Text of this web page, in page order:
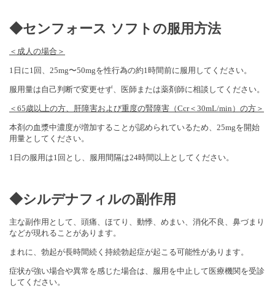
◆センフォース ソフトの服用方法
＜成人の場合＞
1日に1回、25mg〜50mgを性行為の約1時間前に服用してください。
服用量は自己判断で変更せず、医師または薬剤師に相談してください。
＜65歳以上の方、肝障害および重度の腎障害（Ccr＜30mL/min）の方＞
本剤の血漿中濃度が増加することが認められているため、25mgを開始
用量としてください。
1日の服用は1回とし、服用間隔は24時間以上としてください。
◆シルデナフィルの副作用
主な副作用として、頭痛、ほてり、動悸、めまい、消化不良、鼻づまり
などが現れることがあります。
まれに、勃起が長時間続く持続勃起症が起こる可能性があります。
症状が強い場合や異常を感じた場合は、服用を中止して医療機関を受診
してください。